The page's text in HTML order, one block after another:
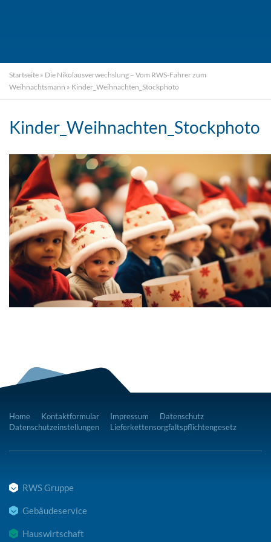
Startseite » Die Nikolausverwechslung – Vom RWS-Fahrer zum
Weihnachtsmann » Kinder_Weihnachten_Stockphoto
Kinder_Weihnachten_Stockphoto
Home Kontaktformular Impressum
Datenschutz
Datenschutzeinstellungen
Lieferkettensorgfaltspflichtengesetz
RWS Gruppe
Gebäudeservice
Hauswirtschaft